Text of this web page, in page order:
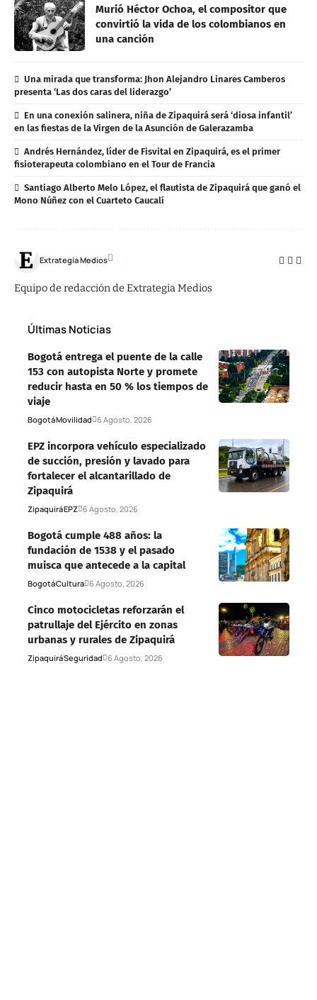
Murió Héctor Ochoa, el compositor que
convirtió la vida de los colombianos en
una canción
Una mirada que transforma: Jhon Alejandro Linares Camberos
presenta ‘Las dos caras del liderazgo’
En una conexión salinera, niña de Zipaquirá será ‘diosa infantil’
en las fiestas de la Virgen de la Asunción de Galerazamba
Andrés Hernández, líder de Fisvital en Zipaquirá, es el primer
fisioterapeuta colombiano en el Tour de Francia
Santiago Alberto Melo López, el flautista de Zipaquirá que ganó el
Mono Núñez con el Cuarteto Caucalí
Extrategia Medios
Equipo de redacción de Extrategia Medios
Últimas Noticias
Bogotá entrega el puente de la calle
153 con autopista Norte y promete
reducir hasta en 50 % los tiempos de
viaje
BogotáMovilidad 6 Agosto, 2026
EPZ incorpora vehículo especializado
de succión, presión y lavado para
fortalecer el alcantarillado de
Zipaquirá
ZipaquiráEPZ 6 Agosto, 2026
Bogotá cumple 488 años: la
fundación de 1538 y el pasado
muisca que antecede a la capital
BogotáCultura 6 Agosto, 2026
Cinco motocicletas reforzarán el
patrullaje del Ejército en zonas
urbanas y rurales de Zipaquirá
ZipaquiráSeguridad 6 Agosto, 2026